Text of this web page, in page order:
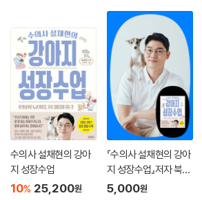
대도 ‘도덕 지능(moral intelligence)’이라는
친구를 사귀거나 원한을 품을 수도 있다는 연구
다. “개들이 놀 때 다른 동물들을 세게 물거나 공
때문에 그렇게 해서는 안 된다는 것을 알고 있다”
놀이 상대가 누구냐에 따라 자신들의 행동을 알
을 근거로 들었다. 이 책 전체, 특히 6장과 7장에
긴 비밀과 수수께끼들을 살펴본다. 여기서 동물
동물의 감정을 ‘마음 이론’으로 들여다본다. 베코
낄 줄 안다는 데는 의심의 여지가 없다. 과학 연구
돌보는 방식에 이런 지식들을 적극적으로 적용할
다.
수의사 설채현의 강아
지 성장수업
10% 25,200원
『수의사 설채현의 강아
지 성장수업』저자 북토
크
5,000원